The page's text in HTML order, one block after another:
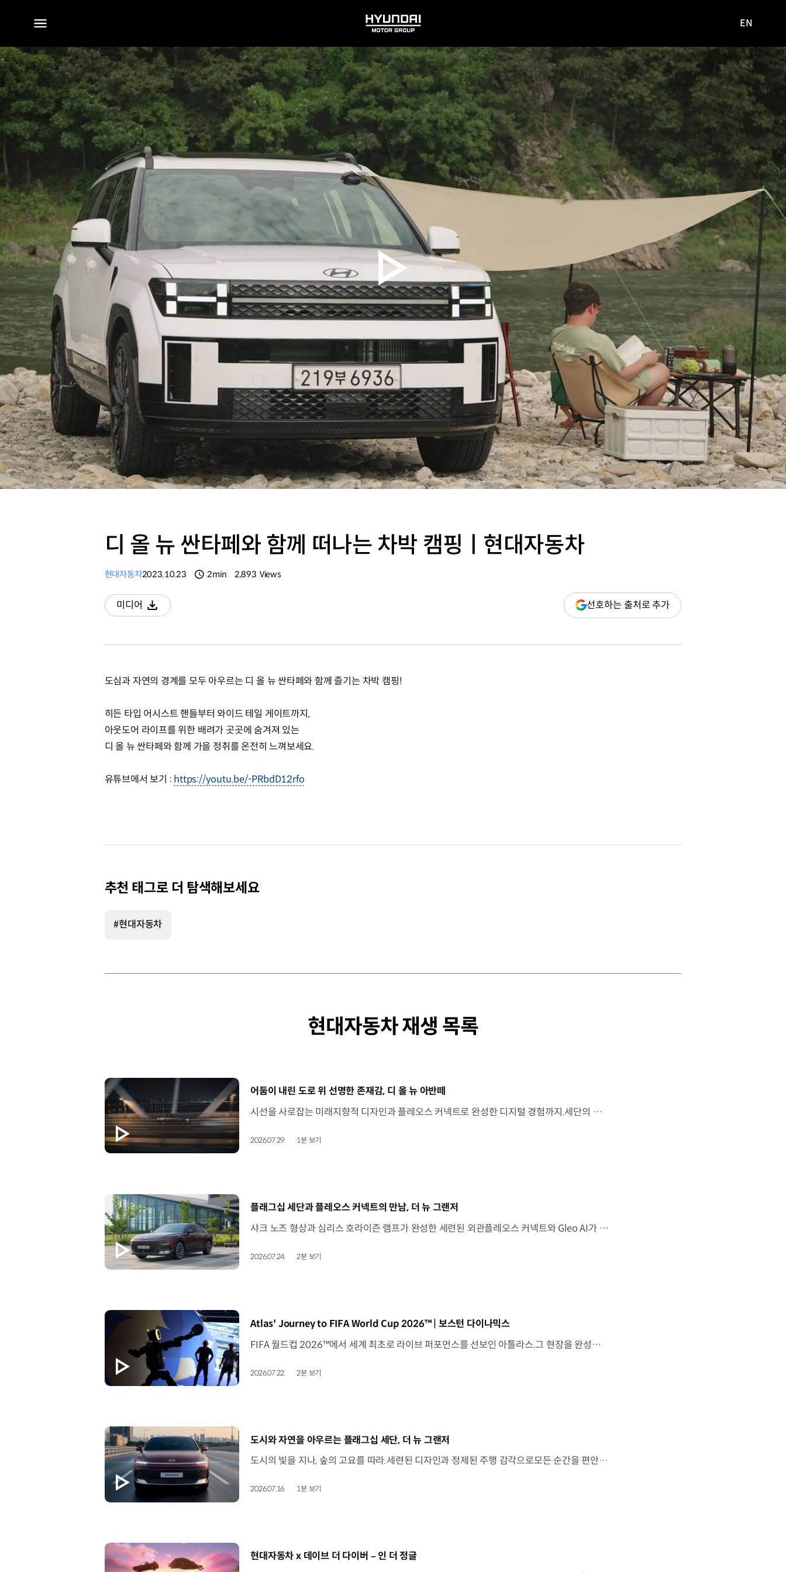
전체
메뉴
HYUNDAI
MOTOR
GROUP
사이트로
이동
EN
디 올 뉴 싼타페와 함께 떠나는 차박 캠핑ㅣ현대자동차
현대자동차2023.10.23 2min 2,893 Views
미디어
다운로드
선호하는 출처로 추가(새
창
도심과 자연의 경계를 모두 아우르는 디 올 뉴 싼타페와 함께 즐기는 차박 캠핑!
히든 타입 어시스트 핸들부터 와이드 테일 게이트까지,
아웃도어 라이프를 위한 배려가 곳곳에 숨겨져 있는
디 올 뉴 싼타페와 함께 가을 정취를 온전히 느껴보세요.
유튜브에서 보기 : https://youtu.be/-PRbdD12rfo
추천 태그로 더 탐색해보세요
#현대자동차
현대자동차 재생 목록
[동영상]
어둠이 내린 도로 위 선명한 존재감, 디 올 뉴 아반떼
시선을 사로잡는 미래지향적 디자인과 플레오스 커넥트로 완성한 디지털 경험까지.세단의 새로운 기준을 제시하는 디 올 뉴 아반떼를 만나보세요. *본 영상은 AI를 활용해 제작했습니다. #현대자동차 #디올뉴아반떼 #아반떼 #플레오스커넥트 #글레오AI 유튜브 쇼츠 보기
2026.07.29. 1분 보기
[동영상]
플래그십 세단과 플레오스 커넥트의 만남, 더 뉴 그랜저
샤크 노즈 형상과 심리스 호라이즌 램프가 완성한 세련된 외관플레오스 커넥트와 Gleo AI가 만드는 스마트한 운전 경험까지. 새롭게 진화한 더 뉴 그랜저를 영상으로 만나보세요. #현대자동차 #더뉴그랜저 #플레오스커넥트 #그랜저 #플래그십세단 #TheNewGrandeur #PleosConnect
2026.07.24. 2분 보기
[동영상]
Atlas' Journey to FIFA World Cup 2026™ | 보스턴 다이나믹스
FIFA 월드컵 2026™에서 세계 최초로 라이브 퍼포먼스를 선보인 아틀라스.그 현장을 완성한 시니어 프로그램 매니저 세스 데이비스(Seth Davis)가 전하는 퍼포먼스의 비하인드 스토리를 만나보세요. 인터뷰 전문 보기 ▶ 자세히 보기 ▶ #현대자동차 #보스턴다이나믹스 #아틀라스 #로보틱스 #BostonDynamics #Atlas #Robotics #NextStartsNow
2026.07.22. 2분 보기
[동영상]
도시와 자연을 아우르는 플래그십 세단, 더 뉴 그랜저
도시의 빛을 지나, 숲의 고요를 따라.세련된 디자인과 정제된 주행 감각으로모든 순간을 편안하게 완성하는 더 뉴 그랜저를 만나보세요. *본 영상은 AI를 활용해 제작했습니다. #현대자동차 #더뉴그랜저 #플래그십세단 #그랜저 #플레오스커넥트
2026.07.16. 1분 보기
[동영상]
현대자동차 x 데이브 더 다이버 – 인 더 정글